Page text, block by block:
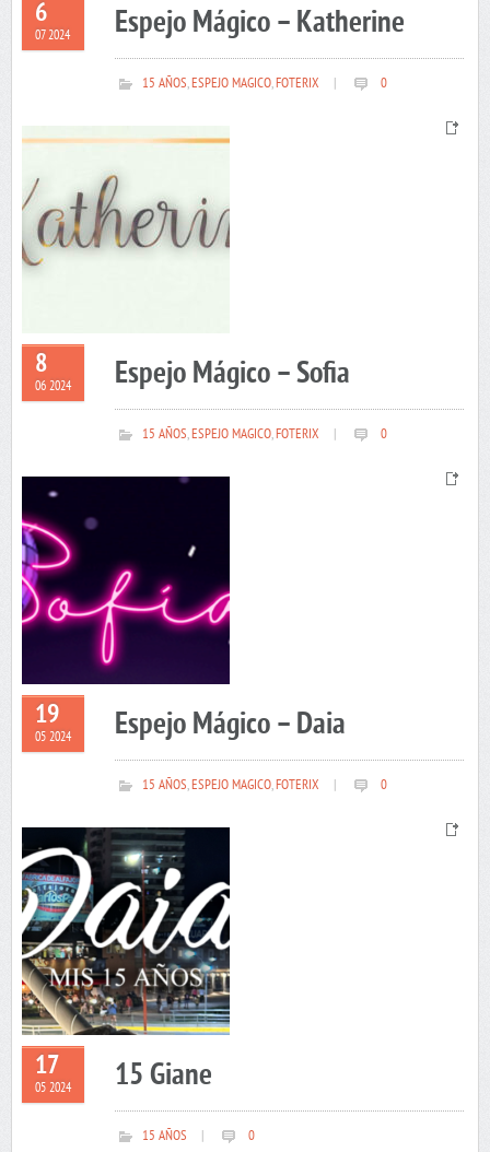
6
07 2024 Espejo Mágico – Katherine
15 AÑOS,ESPEJO MAGICO,FOTERIX 0
8
06 2024 Espejo Mágico – Sofia
15 AÑOS,ESPEJO MAGICO,FOTERIX 0
19
05 2024 Espejo Mágico – Daia
15 AÑOS,ESPEJO MAGICO,FOTERIX 0
17
05 2024 15 Giane
15 AÑOS 0